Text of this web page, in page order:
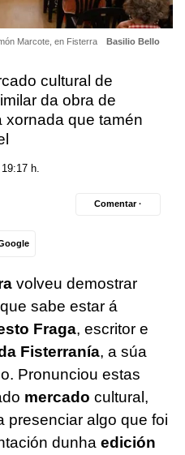
Marcote, en Fisterra Basilio Bello
cultural de
da obra de
xornada que tamén
h.
Comentar ·
volveu demostrar
sabe estar á
Fraga, escritor e
Fisterranía, a súa
Pronunciou estas
mercado cultural,
presenciar algo que foi
dunha edición